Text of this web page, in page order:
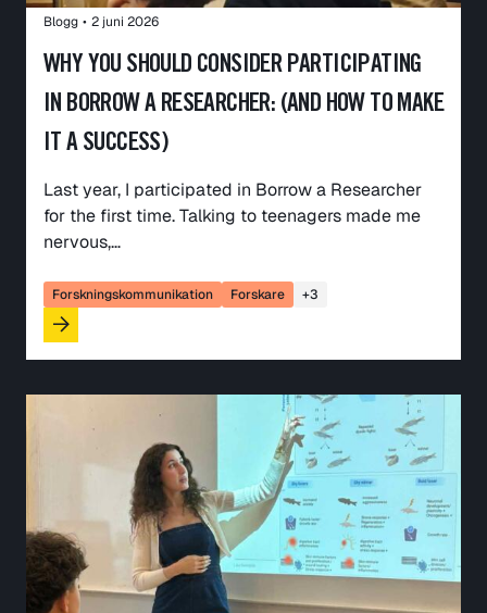
Blogg • 2 juni 2026
WHY YOU SHOULD CONSIDER PARTICIPATING
IN BORROW A RESEARCHER: (AND HOW TO MAKE
IT A SUCCESS)
Last year, I participated in Borrow a Researcher
for the first time. Talking to teenagers made me
nervous,…
Forskningskommunikation Forskare +3